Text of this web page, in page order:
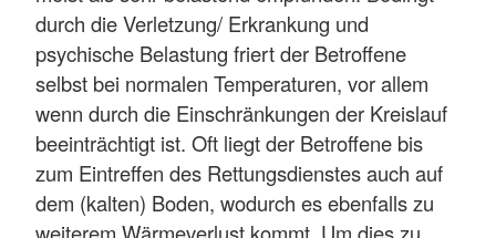
durch die Verletzung/ Erkrankung und
psychische Belastung friert der Betroffene
selbst bei normalen Temperaturen, vor allem
wenn durch die Einschränkungen der Kreislauf
beeinträchtigt ist. Oft liegt der Betroffene bis
zum Eintreffen des Rettungsdienstes auch auf
dem (kalten) Boden, wodurch es ebenfalls zu